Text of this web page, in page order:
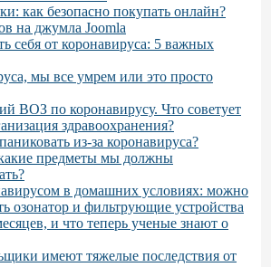
как безопасно покупать онлайн?
на джумла Joomla
себя от коронавируса: 5 важных
мы все умрем или это просто
ВОЗ по коронавирусу. Что советует
здравоохранения?
из-за коронавируса?
предметы мы должны
в домашних условиях: можно
озонатор и фильтрующие устройства
и что теперь ученые знают о
имеют тяжелые последствия от